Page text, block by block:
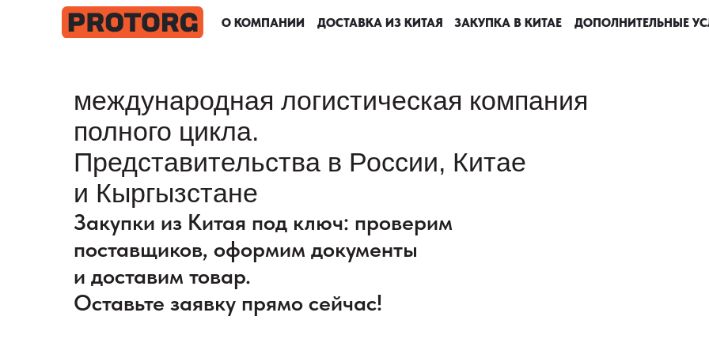
ДОПОЛНИТЕЛЬНЫЕ
О КОМПАНИИ ДОСТАВКА ИЗ КИТАЯ ЗАКУПКА В КИТАЕ ДОПОЛНИТЕЛЬНЫЕ
О КОМПАНИИ ДОСТАВКА ИЗ КИТАЯ ЗАКУПКА В КИТАЕ
международная логистическая компания
полного цикла.
Представительства в России, Китае
и Кыргызстане
Закупки из Китая под ключ: проверим
поставщиков, оформим документы
и доставим товар.
Оставьте заявку прямо сейчас!
ДОПОЛНИТЕЛЬНЫЕ
О КОМПАНИИ ДОСТАВКА ИЗ КИТАЯ ЗАКУПКА В КИТАЕ ДОПОЛНИТЕЛЬНЫЕ
О КОМПАНИИ ДОСТАВКА ИЗ КИТАЯ ЗАКУПКА В КИТАЕ